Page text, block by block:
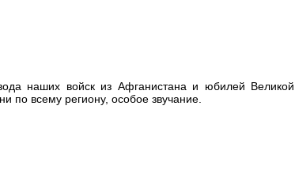
наших войск из Афганистана и юбилей Великой
по всему региону, особое звучание.